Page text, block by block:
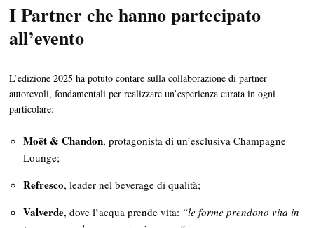
I Partner che hanno partecipato
all’evento
L’edizione 2025 ha potuto contare sulla collaborazione di partner
autorevoli, fondamentali per realizzare un’esperienza curata in ogni
particolare:
Moët & Chandon, protagonista di un’esclusiva Champagne
Lounge;
Refresco, leader nel beverage di qualità;
Valverde, dove l’acqua prende vita: “le forme prendono vita in